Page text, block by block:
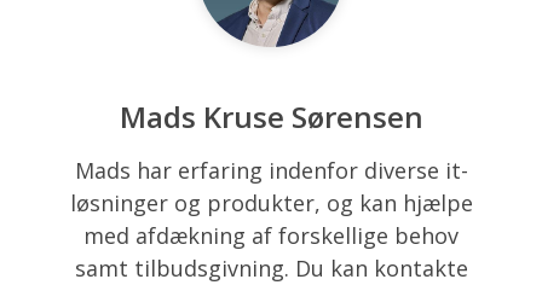
Mads Kruse Sørensen
Mads har erfaring indenfor diverse it-
løsninger og produkter, og kan hjælpe
med afdækning af forskellige behov
samt tilbudsgivning. Du kan kontakte